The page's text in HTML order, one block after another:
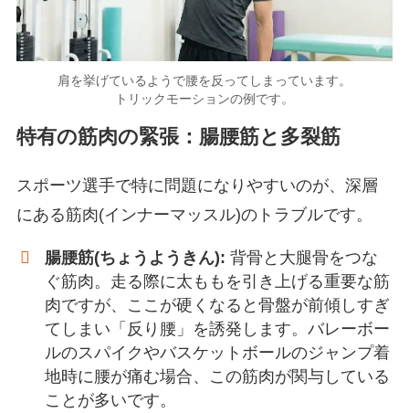
肩を挙げているようで腰を反ってしまっています。
トリックモーションの例です。
特有の筋肉の緊張：腸腰筋と多裂筋
スポーツ選手で特に問題になりやすいのが、深層
にある筋肉(インナーマッスル)のトラブルです。
腸腰筋(ちょうようきん): 背骨と大腿骨をつな
ぐ筋肉。走る際に太ももを引き上げる重要な筋
肉ですが、ここが硬くなると骨盤が前傾しすぎ
てしまい「反り腰」を誘発します。バレーボー
ルのスパイクやバスケットボールのジャンプ着
地時に腰が痛む場合、この筋肉が関与している
ことが多いです。